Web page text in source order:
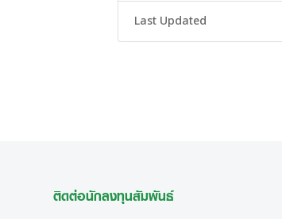
Last Updated
ติดต่อนักลงทุนสัมพันธ์